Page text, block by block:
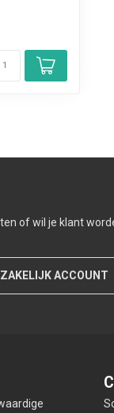
of wil je klant
ZAKELIJK ACCOUNT